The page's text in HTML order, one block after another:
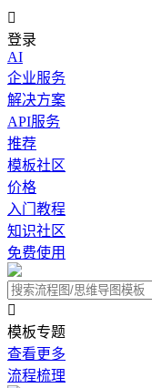

登录
AI
企业服务
解决方案
API服务
推荐
模板社区
价格
入门教程
知识社区
免费使用

模板专题
查看更多
流程梳理